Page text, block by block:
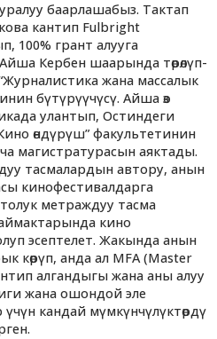
баарлашабыз. Тактап
кантип Fulbright
100% грант алууга
Кербен шаарында төрөлүп-
жана массалык
бүтүрүүчүсү. Айша өз
улантып, Остиндеги
өндүрүш” факультетинин
магистратурасын аяктады.
тасмалардын автору, анын
кинофестивалдарга
метраждуу тасма
кино
эсептелет. Жакында анын
көрүп, анда ал MFA (Master
алгандыгы жана аны алуу
жана ошондой эле
кандай мүмкүнчүлүктөрдү